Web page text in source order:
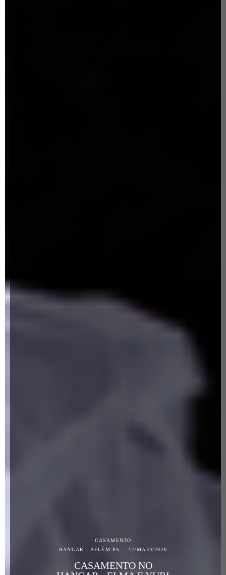
CASAMENTO
HANGAR - BELÉM PA
17/MAIO/2020
CASAMENTO NO